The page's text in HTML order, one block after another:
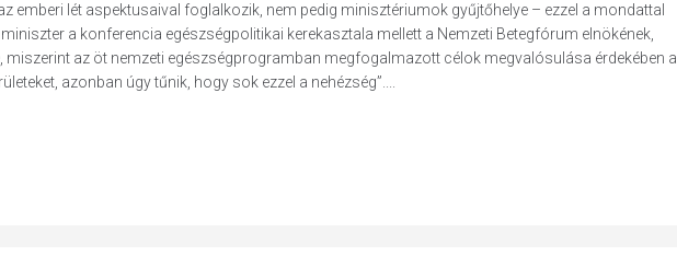
emberi lét aspektusaival foglalkozik, nem pedig minisztériumok gyűjtőhelye – ezzel a mondattal
a konferencia egészségpolitikai kerekasztala mellett a Nemzeti Betegfórum elnökének,
miszerint az öt nemzeti egészségprogramban megfogalmazott célok megvalósulása érdekében a
azonban úgy tűnik, hogy sok ezzel a nehézség”....